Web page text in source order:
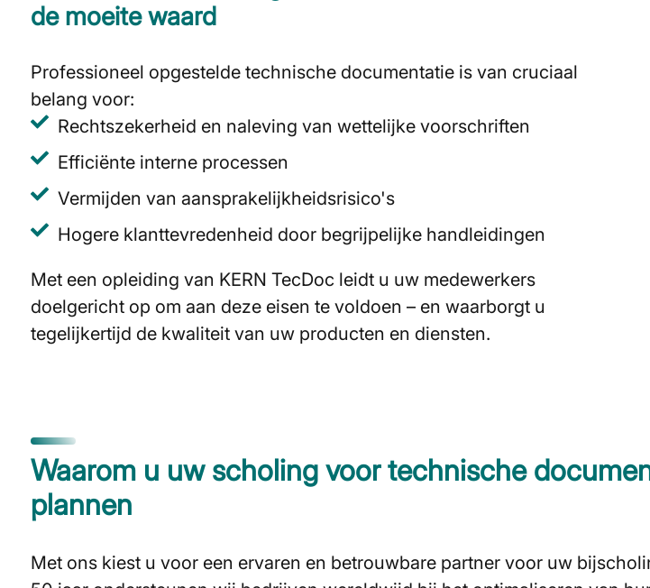
de moeite waard
Professioneel opgestelde technische documentatie is van cruciaal
belang voor:
Rechtszekerheid en naleving van wettelijke voorschriften
Efficiënte interne processen
Vermijden van aansprakelijkheidsrisico's
Hogere klanttevredenheid door begrijpelijke handleidingen
Met een opleiding van KERN TecDoc leidt u uw medewerkers
doelgericht op om aan deze eisen te voldoen – en waarborgt u
tegelijkertijd de kwaliteit van uw producten en diensten.
Waarom u uw scholing voor technische
plannen
Met ons kiest u voor een ervaren en betrouwbare partner voor uw